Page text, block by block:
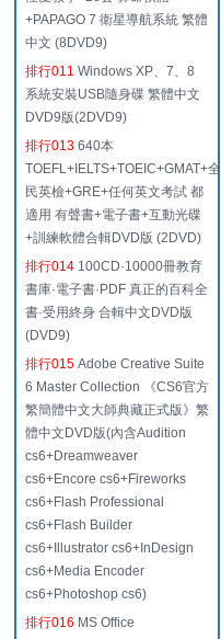
+PAPAGO 7 衛星導航系統 繁體
中文 (8DVD9)
排行011 Windows XP、7、8
系統安裝USB隨身碟 繁體中文
DVD9版(2DVD9)
排行013 640本
TOEFL+IELTS+TOEIC+GMAT+全
民英檢+GRE+任何英文考試 都
適用 有聲書+電子書+互動光碟
+訓練軟體合輯DVD版 (2DVD)
排行014 100CD·10000冊教育
書庫·電子書·PDF 真正的百科全
書·受用終身 合輯中文DVD版
(DVD9)
排行015 Adobe Creative Suite
6 Master Collection 《CS6官方
繁簡體中文大師典藏正式版》繁
體中文DVD版(內含Audition
cs6+Dreamweaver
cs6+Encore cs6+Fireworks
cs6+Flash Professional
cs6+Flash Builder
cs6+Illustrator cs6+InDesign
cs6+Media Encoder
cs6+Photoshop cs6)
排行016 MS Office